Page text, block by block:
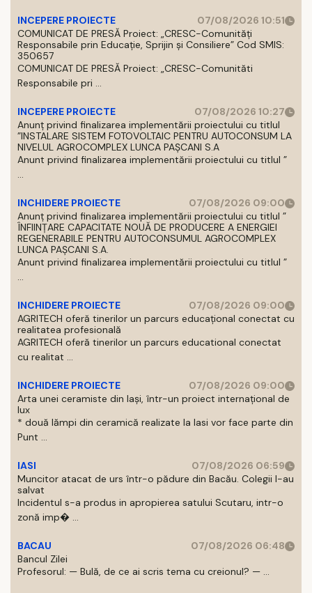
INCEPERE PROIECTE
07/08/2026 10:51
COMUNICAT DE PRESĂ Proiect: „CRESC-Comunități
Responsabile prin Educație, Sprijin și Consiliere” Cod SMIS:
350657
COMUNICAT DE PRESĂ Proiect: „CRESC-Comunităti
Responsabile pri ...
INCEPERE PROIECTE
07/08/2026 10:27
Anunț privind finalizarea implementării proiectului cu titlul
”INSTALARE SISTEM FOTOVOLTAIC PENTRU AUTOCONSUM LA
NIVELUL AGROCOMPLEX LUNCA PAȘCANI S.A
Anunt privind finalizarea implementării proiectului cu titlul ”
...
INCHIDERE PROIECTE
07/08/2026 09:00
Anunț privind finalizarea implementării proiectului cu titlul ”
ÎNFIINȚARE CAPACITATE NOUĂ DE PRODUCERE A ENERGIEI
REGENERABILE PENTRU AUTOCONSUMUL AGROCOMPLEX
LUNCA PAȘCANI S.A.
Anunt privind finalizarea implementării proiectului cu titlul ”
...
INCHIDERE PROIECTE
07/08/2026 09:00
AGRITECH oferă tinerilor un parcurs educațional conectat cu
realitatea profesională
AGRITECH oferă tinerilor un parcurs educational conectat
cu realitat ...
INCHIDERE PROIECTE
07/08/2026 09:00
Arta unei ceramiste din Iași, într-un proiect internațional de
lux
* două lămpi din ceramică realizate la Iasi vor face parte din
Punt ...
IASI
07/08/2026 06:59
Muncitor atacat de urs într-o pădure din Bacău. Colegii l-au
salvat
Incidentul s-a produs in apropierea satului Scutaru, intr-o
zonă imp� ...
BACAU
07/08/2026 06:48
Bancul Zilei
Profesorul: — Bulă, de ce ai scris tema cu creionul? — ...